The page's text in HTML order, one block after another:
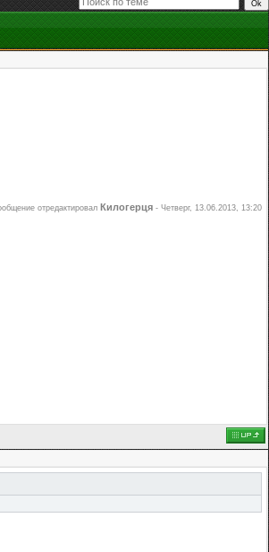
отредактировал Килогерця - Четверг, 13.06.2013, 13:20